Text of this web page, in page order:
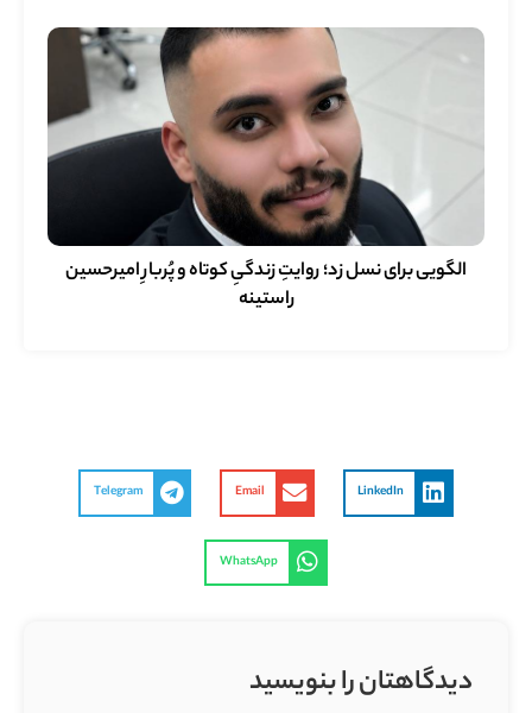
الگویی برای نسل زد؛ روایتِ زندگیِ کوتاه و پُربارِ امیرحسین
راستینه
LinkedIn
Email
Telegram
WhatsApp
دیدگاهتان را بنویسید